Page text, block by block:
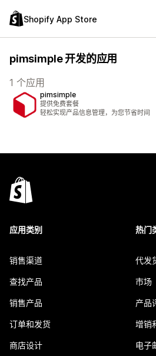
Shopify App Store
pimsimple 开发的应用
1 个应用
pimsimple
提供免费套餐
轻松实现产品信息管理，为您节省时间
应用类别
销售渠道
查找产品
销售产品
订单和发货
商店设计
热门
代发
市场
产品
增销
电子